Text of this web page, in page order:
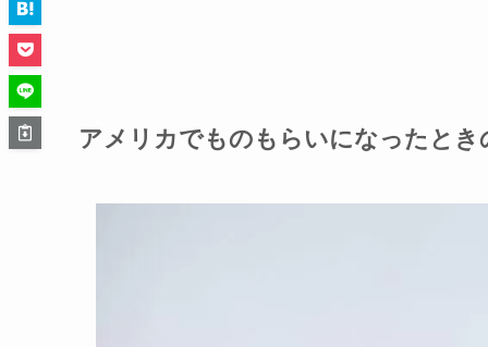
アメリカでものもらいになったとき